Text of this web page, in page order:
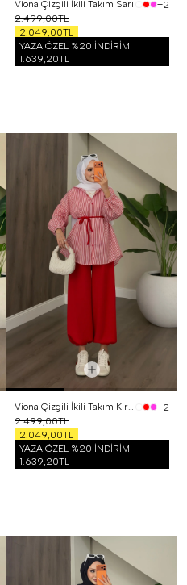
Viona Çizgili İkili Takım Sarı
+2
2.499,00TL
2.049,00TL
YAZA ÖZEL %20 İNDİRİM
1.639,20TL
Viona Çizgili İkili Takım Kırmızı
+2
2.499,00TL
2.049,00TL
YAZA ÖZEL %20 İNDİRİM
1.639,20TL